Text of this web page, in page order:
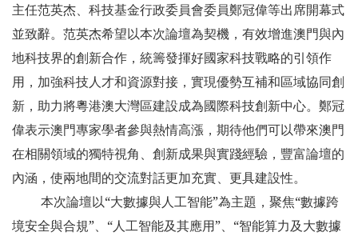
主任范英杰、科技基金行政委員會委員鄭冠偉等出席開幕式
並致辭。范英杰希望以本次論壇為契機，有效增進澳門與內
地科技界的創新合作，統籌發揮好國家科技戰略的引領作
用，加強科技人才和資源對接，實現優勢互補和區域協同創
新，助力將粵港澳大灣區建設成為國際科技創新中心。鄭冠
偉表示澳門專家學者參與熱情高漲，期待他們可以帶來澳門
在相關領域的獨特視角、創新成果與實踐經驗，豐富論壇的
內涵，使兩地間的交流對話更加充實、更具建設性。
本次論壇以“大數據與人工智能”為主題，聚焦“數據跨
境安全與合規”、“人工智能及其應用”、“智能算力及大數據